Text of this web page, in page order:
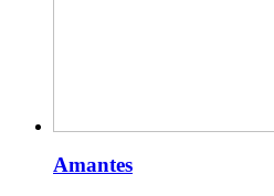
Amantes